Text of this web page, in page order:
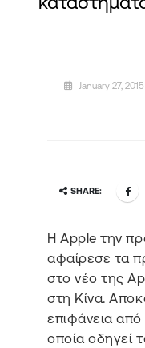
January 27, 2015
SHARE:
H Apple την
αφαίρεσε τα
στο νέο της
στη Κίνα.
επιφάνεια
οποία οδηγεί